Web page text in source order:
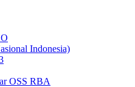
Indonesia)
OSS RBA